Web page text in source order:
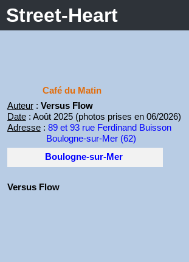
Street-Heart
Auteur: Versus Flow
Date: Août 2025 (photos prises en 06/2026)
Adresse: 89 et 93 rue Ferdinand Buisson
Boulogne-sur-Mer (62)
Boulogne-sur-Mer
Versus Flow
Café du Matin